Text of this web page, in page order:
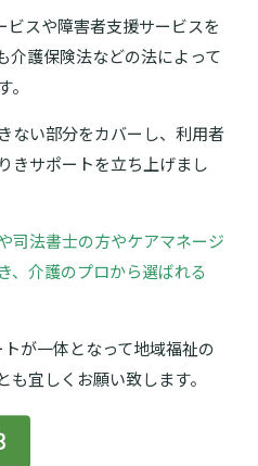
スや障害者支援サービスを
介護保険法などの法によって
ない部分をカバーし、利用者
きサポートを立ち上げまし
司法書士の方やケアマネージ
、介護のプロから選ばれる
が一体となって地域福祉の
宜しくお願い致します。